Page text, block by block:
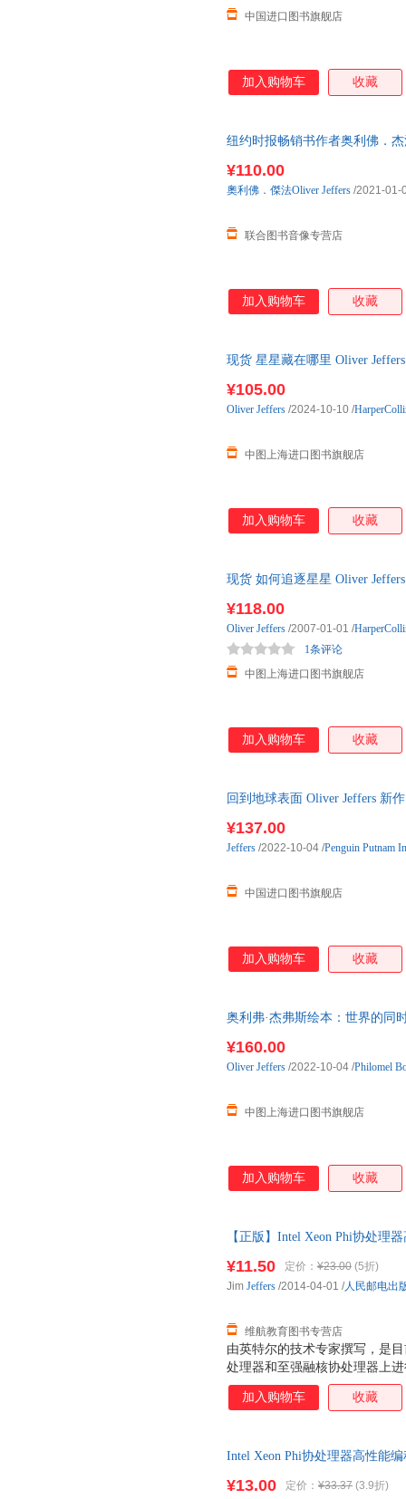
中国进口图书旗舰店
加入购物车 收藏
纽约时报畅销书作者奥利佛．
¥110.00
联合图书音像专营店
奧利佛．傑法Oliver Jeffers /2021-01-
加入购物车 收藏
现货 星星藏在哪里 Oliver
¥105.00
中图上海进口图书旗舰店
Oliver Jeffers /2024-10-10 /
加入购物车 收藏
现货 如何追逐星星 Oliver
¥118.00
中图上海进口图书旗舰店
1条评论
Oliver Jeffers /2007-01-01 /
加入购物车 收藏
回到地球表面 Oliver Jeffers 新
¥137.00
中国进口图书旗舰店
Jeffers /2022-10-04 /Penguin Putnam
加入购物车 收藏
奥利弗·杰弗斯绘本：世界的同
¥160.00
中图上海进口图书旗舰店
Oliver Jeffers /2022-10-04 /Philomel
加入购物车 收藏
【正版】Intel Xeon Phi协处理
由英特尔的技术专家撰写，是
处理器和至强融核协处理器上
理器高性能编程指南》所采用
阐述的统一、标准和灵活的编
朋友圈晒书并发送晒书截图至
级计算机！领取方式可详询@
¥11.50 定价： ¥23.00 (5折)
维航教育图书专营店
Jim Jeffers /2014-04-01 /人民邮电出
加入购物车 收藏
Intel Xeon Phi协处理器高性能
¥13.00 定价： ¥33.37 (3.9折)